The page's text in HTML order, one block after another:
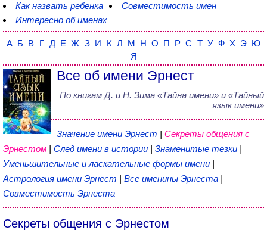
Как назвать ребенка
Совместимость имен
Интересно об именах
А Б В Г Д Е Ж З И К Л М Н О П Р С Т У Ф Х Э Ю
Я
Все об имени Эрнест
По книгам Д. и Н. Зима «Тайна имени» и «Тайный
язык имени»
Значение имени Эрнест | Секреты общения с
Эрнестом | След имени в истории | Знаменитые тезки |
Уменьшительные и ласкательные формы имени |
Астрология имени Эрнест | Все именины Эрнеста |
Совместимость Эрнеста
Секреты общения с Эрнестом